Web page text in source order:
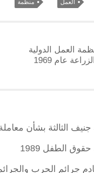
العمل منظمة
العمل الدولية
عام 1969
الثالثة بشأن معاملة
الطفل 1989
جرائم الحرب